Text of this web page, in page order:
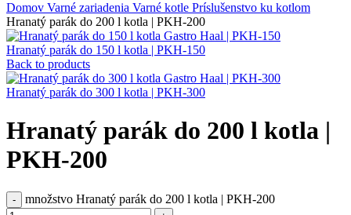
Domov Varné zariadenia Varné kotle Príslušenstvo ku kotlom
Hranatý parák do 200 l kotla | PKH-200
Hranatý parák do 150 l kotla | PKH-150
Back to products
Hranatý parák do 300 l kotla | PKH-300
Hranatý parák do 200 l kotla |
PKH-200
množstvo Hranatý parák do 200 l kotla | PKH-200